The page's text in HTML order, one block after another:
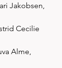
Jakobsen,
Cecilie
Alme,